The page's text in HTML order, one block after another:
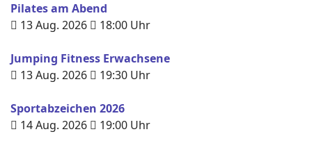
Pilates am Abend
13 Aug. 2026
18:00 Uhr
Jumping Fitness Erwachsene
13 Aug. 2026
19:30 Uhr
Sportabzeichen 2026
14 Aug. 2026
19:00 Uhr